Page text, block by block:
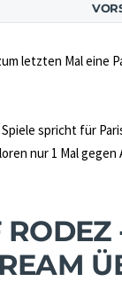
letzten Mal eine
spricht für
nur 1 Mal gegen